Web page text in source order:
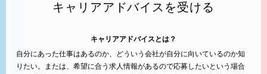
キャリアアドバイスを受ける
キャリアアドバイスとは？
自分にあった仕事はあるのか、どういう会社が自分に向いているのか知
りたい。または、希望に合う求人情報があるので応募したいという場合